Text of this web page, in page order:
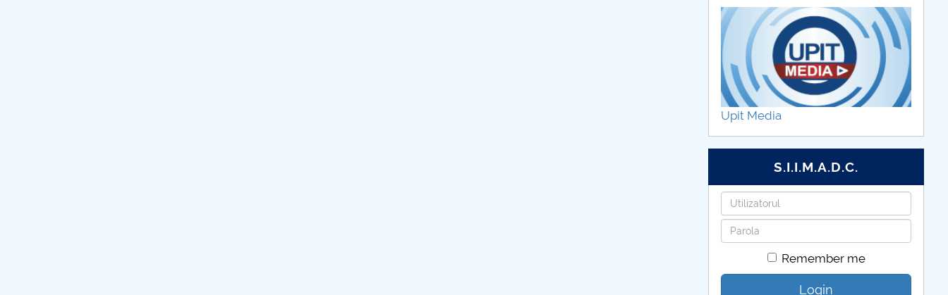
Upit Media
S.I.I.M.A.D.C.
Username
Password
Remember me
Login